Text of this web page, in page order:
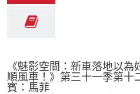
《魅影空間：新車落地以
順風車！》第三十一季第
賓：馬菲